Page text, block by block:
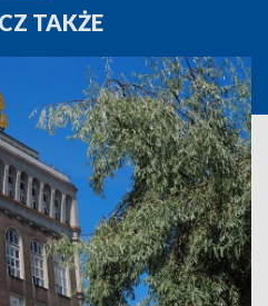
TAKŻE